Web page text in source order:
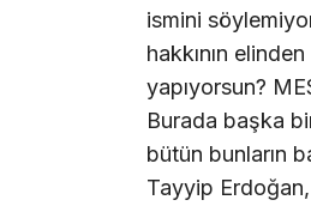
ismini
hakkının
yapıyorsun?
Burada başka
bütün bunların
Tayyip